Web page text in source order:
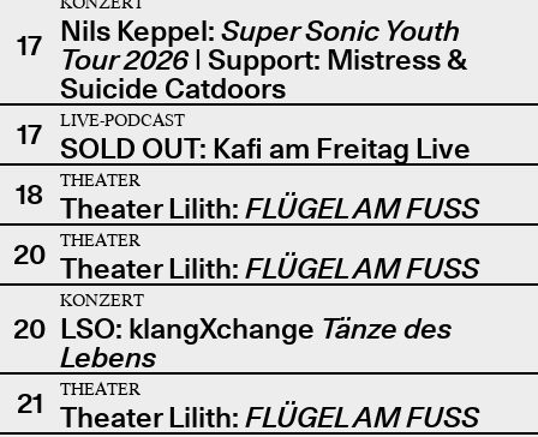
17 Nils Keppel: Super Sonic Youth
Tour 2026| Support: Mistress &
Suicide Catdoors
17
LIVE-PODCAST
SOLD OUT: Kafi am Freitag Live
18
THEATER
Theater Lilith: FLÜGEL AM FUSS
20
THEATER
Theater Lilith: FLÜGEL AM FUSS
20
KONZERT
LSO: klangXchange Tänze des
Lebens
21
THEATER
Theater Lilith: FLÜGEL AM FUSS